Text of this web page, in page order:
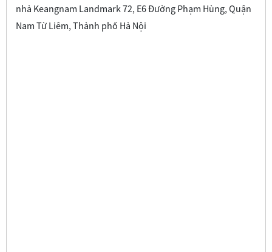
nhà Keangnam Landmark 72, E6 Đường Phạm Hùng, Quận
Nam Từ Liêm, Thành phố Hà Nội